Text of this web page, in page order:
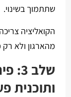
שתתמוך בשינוי.
הקואליציה
מהארגון ולא
שלב
ותוכנית